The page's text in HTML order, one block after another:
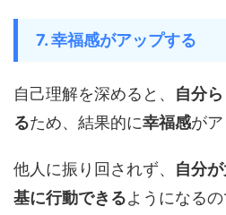
7. 幸福感がアップする
自己理解を深めると、 自分
るため、結果的に幸福感がア
他人に振り回されず、 自分
基に行動できるようになる